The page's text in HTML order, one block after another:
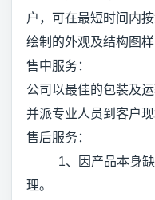
户，可在最短时间内
绘制的外观及结构图
售中服务：
公司以最佳的包装及
并派专业人员到客户
售后服务：
1、因产品本身缺
理。